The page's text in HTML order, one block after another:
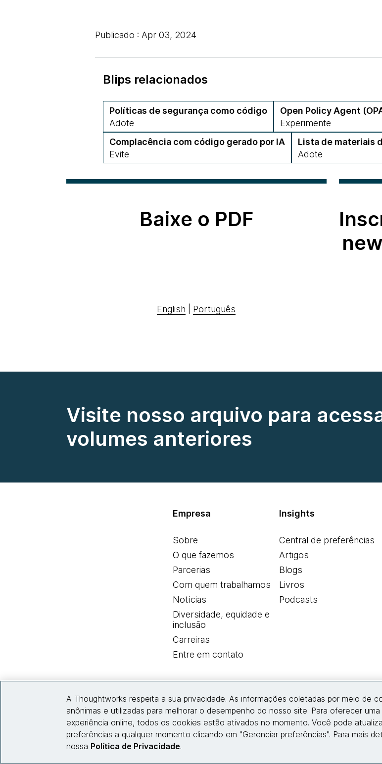
Publicado : Apr 03, 2024
Blips relacionados
Políticas de segurança como código
Adote
Open Policy Agent
Experimente
Complacência com código gerado por IA
Evite
Lista de materiais
Adote
Baixe o PDF
English Português
Visite nosso arquivo para
volumes anteriores
Empresa
Sobre
O que fazemos
Parcerias
Com quem trabalhamos
Notícias
Diversidade, equidade e
inclusão
Carreiras
Entre em contato
Insights
Central de preferências
Artigos
Blogs
Livros
Podcasts
Entre em contato
A Thoughtworks respeita a sua privacidade. As informações coletadas por meio de
anônimas e utilizadas para melhorar o desempenho do nosso site. Para oferecer uma
experiência online, todos os cookies estão ativados no momento. Você pode
preferências a qualquer momento clicando em "Gerenciar preferências". Para mais
nossa Política de Privacidade.